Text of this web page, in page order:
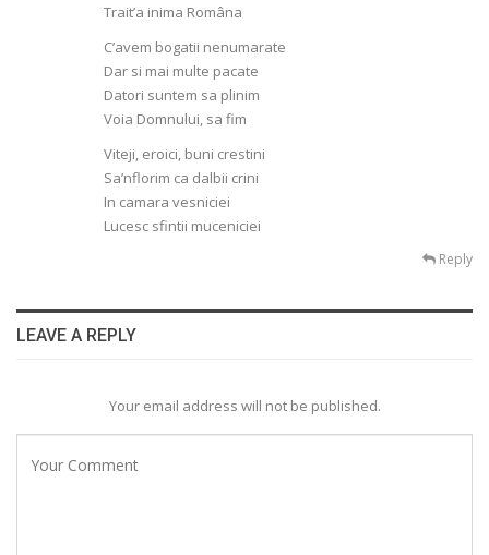
Trait’a inima Româna
C’avem bogatii nenumarate
Dar si mai multe pacate
Datori suntem sa plinim
Voia Domnului, sa fim
Viteji, eroici, buni crestini
Sa’nflorim ca dalbii crini
In camara vesniciei
Lucesc sfintii muceniciei
Reply
LEAVE A REPLY
Your email address will not be published.